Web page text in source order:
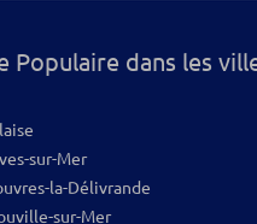
Populaire dans les
sur-Mer
la-Délivrande
sur-Mer